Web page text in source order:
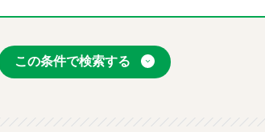
この条件で検索する